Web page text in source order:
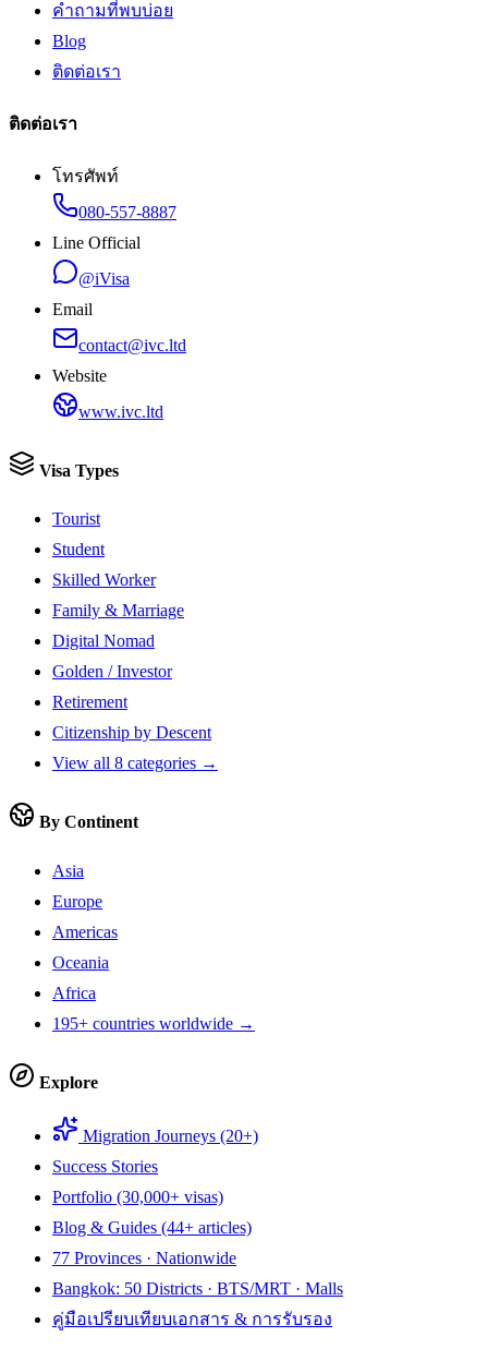
คำถามที่พบบ่อย
Blog
ติดต่อเรา
ติดต่อเรา
โทรศัพท์
080-557-8887
Line Official
@iVisa
Email
contact@ivc.ltd
Website
www.ivc.ltd
Visa Types
Tourist
Student
Skilled Worker
Family & Marriage
Digital Nomad
Golden / Investor
Retirement
Citizenship by Descent
View all 8 categories →
By Continent
Asia
Europe
Americas
Oceania
Africa
195+ countries worldwide →
Explore
Migration Journeys (20+)
Success Stories
Portfolio (30,000+ visas)
Blog & Guides (44+ articles)
77 Provinces · Nationwide
Bangkok: 50 Districts · BTS/MRT · Malls
คู่มือเปรียบเทียบเอกสาร & การรับรอง